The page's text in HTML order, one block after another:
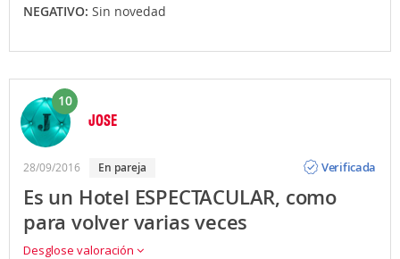
NEGATIVO: Sin novedad
10
JOSE
28/09/2016 En pareja
Verificada
Es un Hotel ESPECTACULAR, como
para volver varias veces
Desglose valoración